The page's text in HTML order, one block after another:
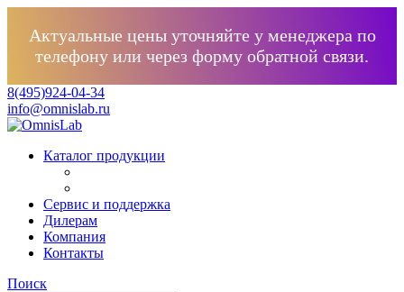
Актуальные цены уточняйте у менеджера по
телефону или через форму обратной связи.
8(495)924-04-34
info@omnislab.ru
Каталог продукции
Сервис и поддержка
Дилерам
Компания
Контакты
Поиск